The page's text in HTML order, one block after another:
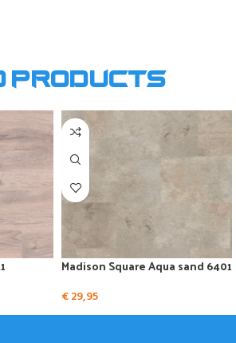
products
Madison Square Aqua sand 6401
€29,95